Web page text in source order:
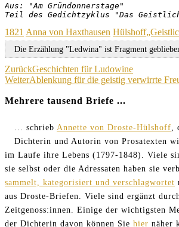
Aus: "Am Gründonnerstage"
Teil des Gedichtzyklus "Das
Kategorien
1821 Anna von Haxthausen Hülshoff
Die Erzählung "Ledwina" ist Fragment
Beitragsnavigation
ZurückGeschichten für Ludowine
WeiterAblenkung für die geistig verwirrte
Mehrere tausend Briefe ...
... schrieb Annette von Droste-Hülshoff
Dichterin und Autorin von Prosatexten
im Laufe ihre Lebens (1797-1848). Viele
sie selbst oder die Adressaten haben sie
sammelt, kategorisiert und verschlagwortet
aus Droste-Briefen. Viele sind ergänzt
Zeitgenoss:innen. Einige der wichtigsten
der Dichterin davon können Sie hier näher